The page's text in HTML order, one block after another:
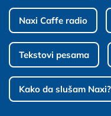
Naxi Caffe radio
Tekstovi pesama
Kako da slušam Naxi?